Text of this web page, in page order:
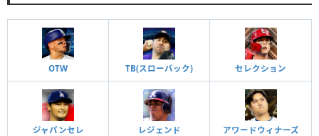
OTW TB(スローバック) セレクション
ジャパンセレ レジェンド アワードウィナーズ